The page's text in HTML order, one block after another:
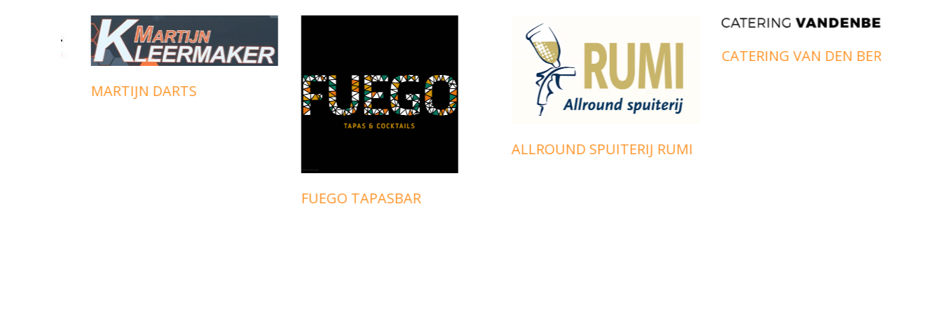
MARTIJN DARTS
FUEGO TAPASBAR
ALLROUND SPUITERIJ RUMI
CATERING VAN DEN BERG